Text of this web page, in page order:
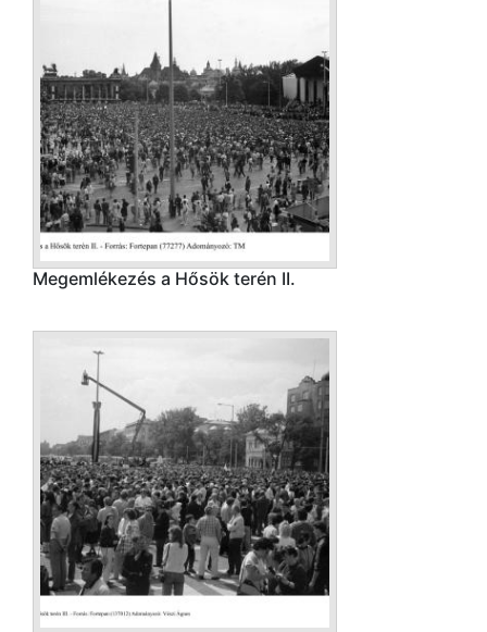
Megemlékezés a Hősök terén II.